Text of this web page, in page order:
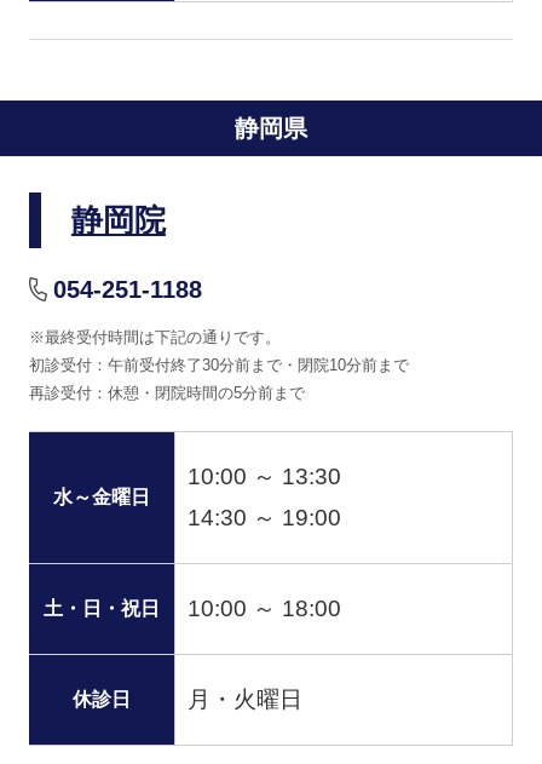
静岡県
静岡院
054-251-1188
※最終受付時間は下記の通りです。
初診受付：午前受付終了30分前まで・閉院10分前まで
再診受付：休憩・閉院時間の5分前まで
水～金曜日
10:00 ～ 13:30
14:30 ～ 19:00
土・日・祝日 10:00 ～ 18:00
休診日 月・火曜日